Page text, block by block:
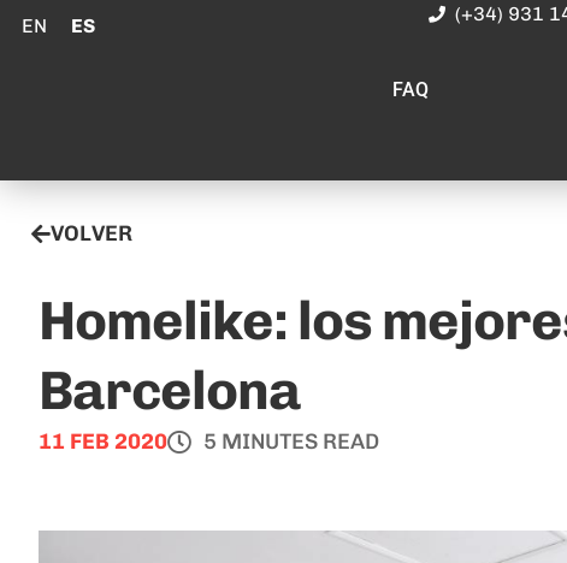
EN ES
FAQ
(+34) 931
VOLVER
Homelike: los
Barcelona
11 FEB 2020 5 MINUTES READ